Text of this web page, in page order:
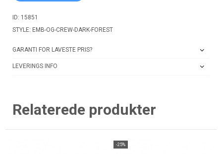
ID: 15851
STYLE: EMB-OG-CREW-DARK-FOREST
GARANTI FOR LAVESTE PRIS?
LEVERINGS INFO
Relaterede produkter
-25%